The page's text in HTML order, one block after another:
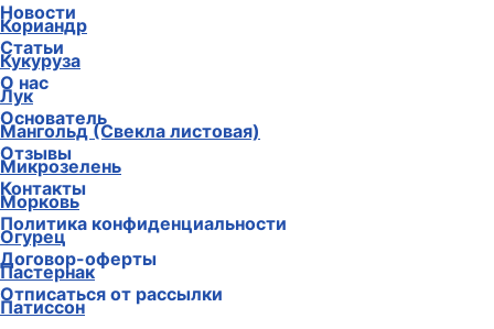
Кориандр
Кукуруза
Лук
Мангольд (Свекла листовая)
Микрозелень
Морковь
Огурец
Пастернак
Патиссон
Новости
Статьи
О нас
Основатель
Отзывы
Контакты
Политика конфиденциальности
Договор-оферты
Отписаться от рассылки